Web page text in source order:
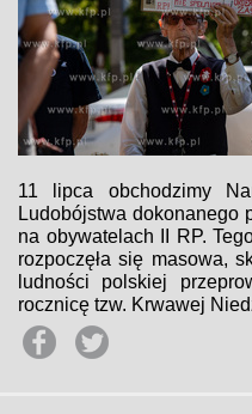
11 lipca obchodzimy
Ludobójstwa dokonanego
na obywatelach II RP.
rozpoczęła się masowa,
ludności polskiej
rocznicę tzw. Krwawej